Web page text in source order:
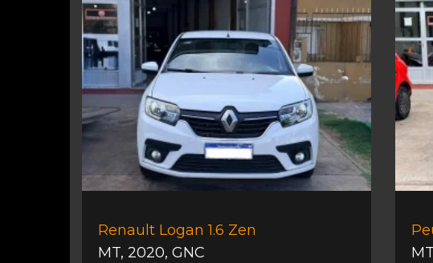
Renault Logan 1.6 Zen
MT, 2020, GNC
MT